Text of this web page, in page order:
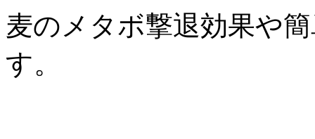
麦のメタボ撃退効果や
す。